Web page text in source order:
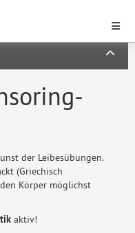
der Leibesübungen.
(Griechisch
Körper möglichst
aktiv!